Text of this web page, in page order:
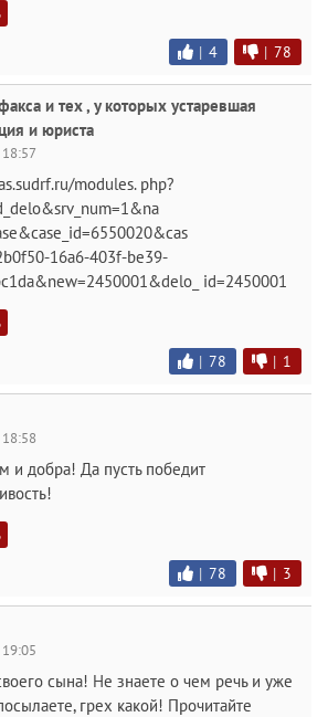
| 4 | 78
и тех , у которых устаревшая
и юриста
modules. php?
16a6-403f-be39-
id=2450001
| 78 | 1
и добра! Да пусть победит
| 78 | 3
сына! Не знаете о чем речь и уже
грех какой! Прочитайте